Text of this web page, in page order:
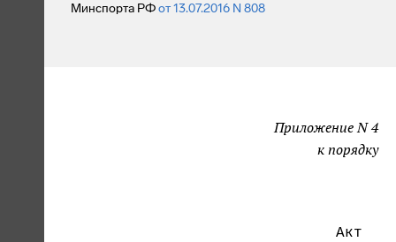
Минспорта РФот 13.07.2016 N 808
Приложение N 4
к порядку
                                Акт